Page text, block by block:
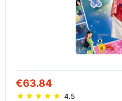
€63.84
4.5